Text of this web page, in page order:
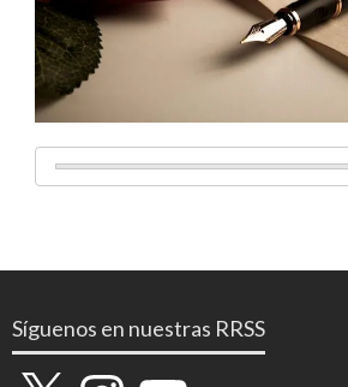
Síguenos en nuestras RRSS
X InstagramYouTube